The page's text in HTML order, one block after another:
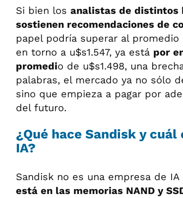
Si bien los analistas de distintos
sostienen recomendaciones de
papel podría superar al
en torno a u$s1.547, ya está por
promedio de u$s1.498, una
palabras, el mercado ya no sólo
sino que empieza a pagar por
del futuro.
¿Qué hace Sandisk y
IA?
Sandisk no es una empresa de
está en las memorias NAND y